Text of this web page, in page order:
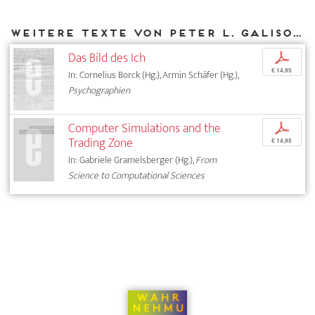
Weitere Texte von Peter L. Galison bei DIAPHANES
Das Bild des Ich
In: Cornelius Borck (Hg.), Armin Schäfer (Hg.),
Psychographien
p
€ 14,95
Computer Simulations and the
Trading Zone
In: Gabriele Gramelsberger (Hg.),From
Science to Computational Sciences
p
€ 14,95